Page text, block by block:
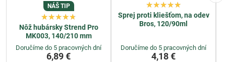
NÁŠ TIP
Nôž hubársky Strend Pro
MK003, 140/210 mm
Doručíme do 5 pracovných dní
6,89 €
Sprej proti kliešťom, na odev
Bros, 120/90ml
Doručíme do 5 pracovných dní
4,18 €